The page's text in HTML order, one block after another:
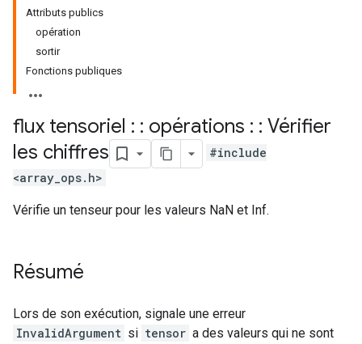
Attributs publics
opération
sortir
Fonctions publiques
flux tensoriel : : opérations : : Vérifier
les chiffres
#include
<array_ops.h>
Vérifie un tenseur pour les valeurs NaN et Inf.
Résumé
Lors de son exécution, signale une erreur
InvalidArgument si tensor a des valeurs qui ne sont